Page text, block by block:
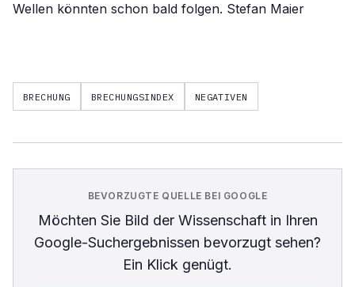
Wellen könnten schon bald folgen. Stefan Maier
BRECHUNG BRECHUNGSINDEX NEGATIVEN
BEVORZUGTE QUELLE BEI GOOGLE
Möchten Sie Bild der Wissenschaftin Ihren
Google-Suchergebnissen bevorzugt sehen?
Ein Klick genügt.